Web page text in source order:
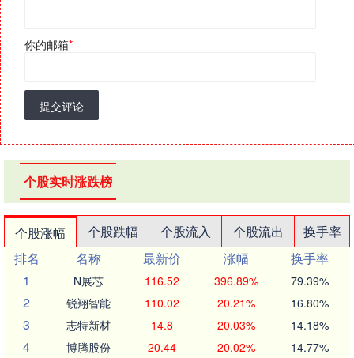
你的邮箱*
提交评论
个股实时涨跌榜
个股涨幅 个股跌幅 个股流入 个股流出
换手率
排名
名称 最新价 涨幅
换手率
1
N展芯 116.52 396.89% 79.39%
2 锐翔智能 110.02 20.21% 16.80%
3 志特新材 14.8 20.03% 14.18%
4 博腾股份 20.44 20.02% 14.77%